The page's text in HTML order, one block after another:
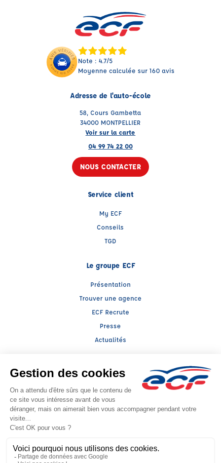
Note : 4.7/5
Moyenne calculée sur 160 avis
Adresse de l'auto-école
58, Cours Gambetta
34000 MONTPELLIER
Voir sur la carte
04 99 74 22 00
NOUS CONTACTER
Service client
My ECF
Conseils
TGD
Le groupe ECF
Présentation
Trouver une agence
ECF Recrute
Presse
Actualités
Facebook (nouvelle fenêtre)
Instagram (nouvelle fenêtre)
YouTube (nouvelle fenêtre)
TikTok (nouvelle fenêtre)
Raison sociale : SARL BOUSCAREN - Capital social: 76224€
SIREN: 331631739 - Numéro de TVA intracommunautaire: FR 82 331631739
Agrément n°E2403400040